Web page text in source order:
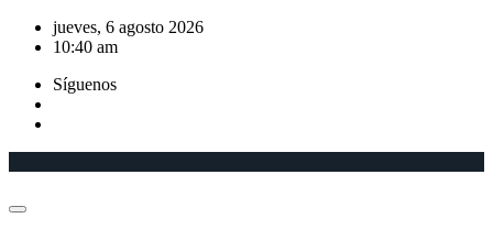
Saltar
jueves, 6 agosto 2026
10:40 am
Síguenos